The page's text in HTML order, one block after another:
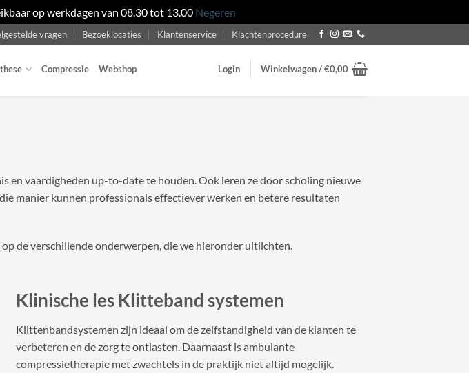
op werkdagen van 08.30 tot 13.00 Negeren
vragen Bezoeklocaties Klantenservice Klachtenprocedure
Compressie Webshop Login Winkelwagen /€0,00
en vaardigheden up-to-date te houden. Ook leren ze door scholing nieuwe
manier kunnen professionals effectiever werken en betere resultaten
de verschillende onderwerpen, die we hieronder uitlichten.
Klinische les Klitteband systemen
Klittenbandsystemen zijn ideaal om de zelfstandigheid van de klanten te
verbeteren en de zorg te ontlasten. Daarnaast is ambulante
compressietherapie met zwachtels in de praktijk niet altijd mogelijk.